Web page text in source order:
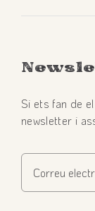
Si ets fan de
newsletter i